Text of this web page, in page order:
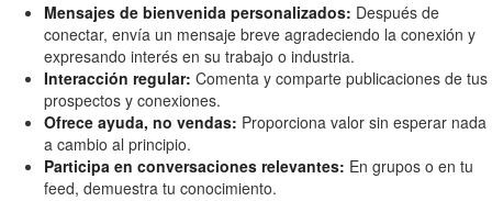
Mensajes de bienvenida personalizados: Después de
conectar, envía un mensaje breve agradeciendo la conexión y
expresando interés en su trabajo o industria.
Interacción regular: Comenta y comparte publicaciones de tus
prospectos y conexiones.
Ofrece ayuda, no vendas: Proporciona valor sin esperar nada
a cambio al principio.
Participa en conversaciones relevantes: En grupos o en tu
feed, demuestra tu conocimiento.